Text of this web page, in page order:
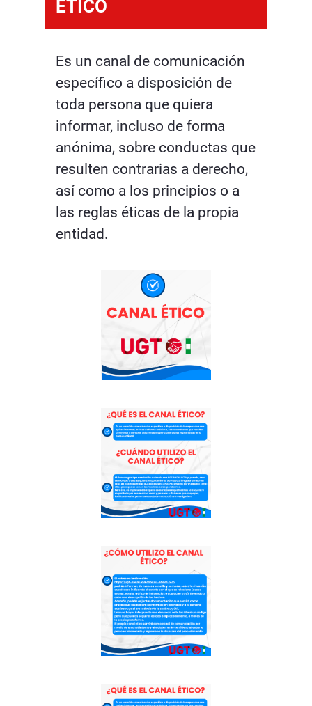
ÉTICO
Es un canal de comunicación
específico a disposición de
toda persona que quiera
informar, incluso de forma
anónima, sobre conductas que
resulten contrarias a derecho,
así como a los principios o a
las reglas éticas de la propia
entidad.